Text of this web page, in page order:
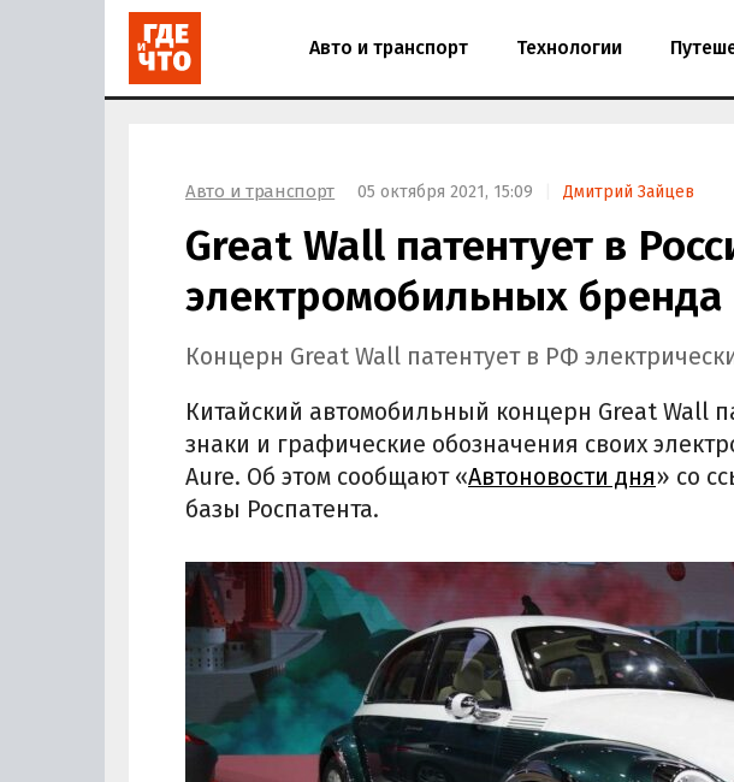
Авто и транспорт Технологии
Авто и транспорт 05 октября 2021, 15:09 Дмитрий Зайцев
Great Wall патентует в
электромобильных бренда
Концерн Great Wall патентует в РФ
Китайский автомобильный концерн Great Wall
знаки и графические обозначения своих
Aure. Об этом сообщают «Автоновости дня» со
базы Роспатента.